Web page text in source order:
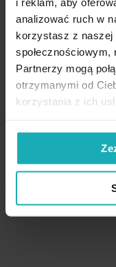
analizować ruch w
korzystasz z naszej
społecznościowym,
Partnerzy mogą
otrzymanymi od
korzystania z ich